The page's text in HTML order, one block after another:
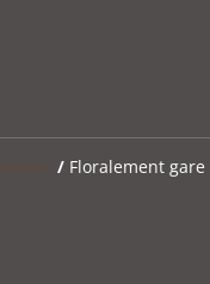
/ Floralement gare